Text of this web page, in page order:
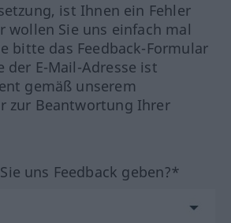
ist Ihnen ein Fehler
wollen Sie uns einfach mal
bitte das Feedback-Formular
der E-Mail-Adresse ist
gemäß unserem
zur Beantwortung Ihrer
uns Feedback geben?*